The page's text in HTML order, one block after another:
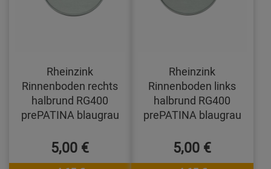
Rheinzink
Rinnenboden rechts
halbrund RG400
prePATINA blaugrau
5,00 €
Rheinzink
Rinnenboden links
halbrund RG400
prePATINA blaugrau
5,00 €